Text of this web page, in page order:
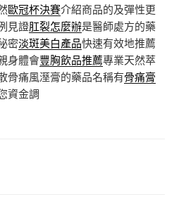
歐冠杯決賽介紹商品的及彈性更
見證肛裂怎麼辦是醫師處方的藥
密淡斑美白產品快速有效地推薦
身體會豐胸飲品推薦專業天然萃
骨痛風溼膏的藥品名稱有骨痛膏
資金調